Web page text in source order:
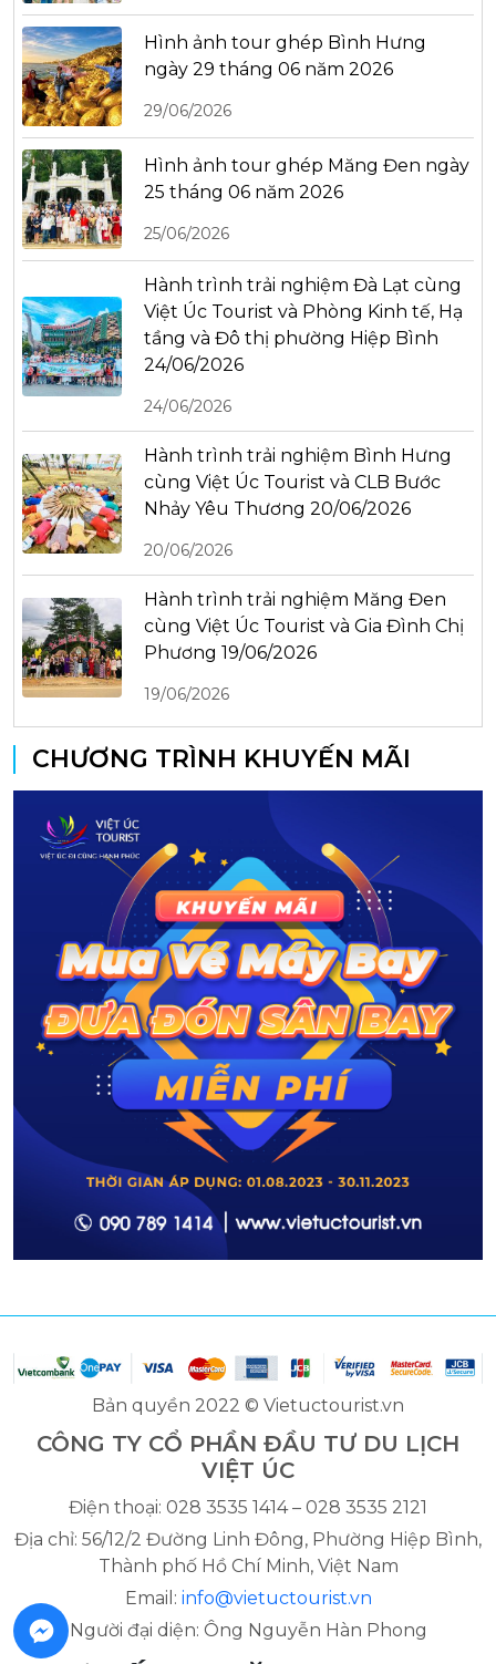
Hình ảnh tour ghép Bình Hưng
ngày 29 tháng 06 năm 2026
29/06/2026
Hình ảnh tour ghép Măng Đen ngày
25 tháng 06 năm 2026
25/06/2026
Hành trình trải nghiệm Đà Lạt cùng
Việt Úc Tourist và Phòng Kinh tế, Hạ
tầng và Đô thị phường Hiệp Bình
24/06/2026
24/06/2026
Hành trình trải nghiệm Bình Hưng
cùng Việt Úc Tourist và CLB Bước
Nhảy Yêu Thương 20/06/2026
20/06/2026
Hành trình trải nghiệm Măng Đen
cùng Việt Úc Tourist và Gia Đình Chị
Phương 19/06/2026
19/06/2026
CHƯƠNG TRÌNH KHUYẾN MÃI
Bản quyền 2022 © Vietuctourist.vn
CÔNG TY CỔ PHẦN ĐẦU TƯ DU LỊCH
VIỆT ÚC
Điện thoại: 028 3535 1414 – 028 3535 2121
Địa chỉ: 56/12/2 Đường Linh Đông, Phường Hiệp Bình,
Thành phố Hồ Chí Minh, Việt Nam
Email: info@vietuctourist.vn
Người đại diện: Ông Nguyễn Hàn Phong